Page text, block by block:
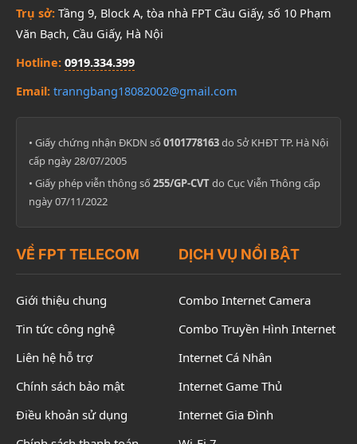
Trụ sở: Tầng 9, Block A, tòa nhà FPT Cầu Giấy, số 10 Phạm
Văn Bạch, Cầu Giấy, Hà Nội
Hotline: 0919.334.399
Email: tranngbang18082002@gmail.com
• Giấy chứng nhận ĐKDN số 0101778163do Sở KHĐT TP. Hà Nội
cấp ngày 28/07/2005
• Giấy phép viễn thông số 255/GP-CVTdo Cục Viễn Thông cấp
ngày 07/11/2022
VỀ FPT TELECOM
Giới thiệu chung
Tin tức công nghệ
Liên hệ hỗ trợ
Chính sách bảo mật
Điều khoản sử dụng
DỊCH VỤ NỔI BẬT
Combo Internet Camera
Combo Truyền Hình Internet
Internet Cá Nhân
Internet Game Thủ
Internet Gia Đình